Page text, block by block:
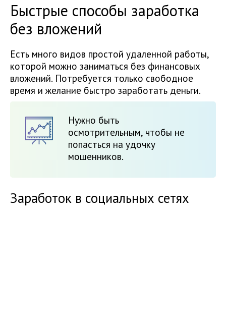
Быстрые способы заработка
без вложений
Есть много видов простой удаленной работы,
которой можно заниматься без финансовых
вложений. Потребуется только свободное
время и желание быстро заработать деньги.
Нужно быть
осмотрительным, чтобы не
попасться на удочку
мошенников.
Заработок в социальных сетях